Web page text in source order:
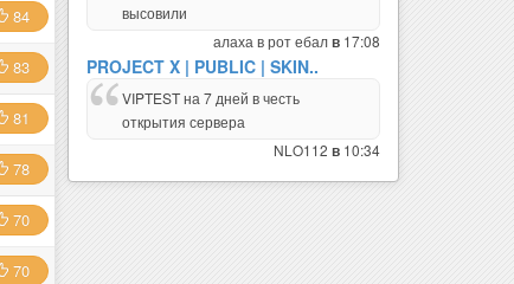
84
83
81
78
70
70
высовили
алаха в рот ебалв 17:08
PROJECT X | PUBLIC | SKIN..
VIPTEST на 7 дней в честь
открытия сервера
NLO112 в 10:34